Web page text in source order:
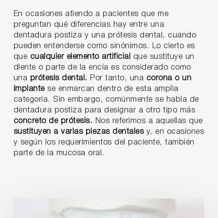
En ocasiones atiendo a pacientes que me
preguntan qué diferencias hay entre una
dentadura postiza y una prótesis dental, cuando
pueden entenderse como sinónimos. Lo cierto es
que cualquier elemento artificial
que sustituye un
diente o parte de la encía es considerado como
una prótesis dental. Por tanto, una corona o un
implante se enmarcan dentro de esta amplia
categoría. Sin embargo, comúnmente se habla de
dentadura postiza para designar a otro tipo más
concreto de prótesis. Nos referimos a aquellas que
sustituyen a varias piezas dentalesy, en ocasiones
y según los requerimientos del paciente, también
parte de la mucosa oral.